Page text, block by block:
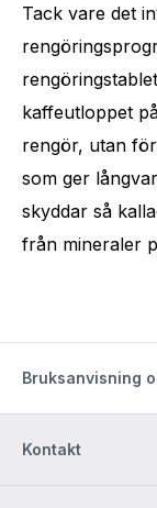
Tack vare det
kaffeutloppet
rengör, utan
som ger
skyddar så
från mineraler
Bruksanvisning
Kontakt